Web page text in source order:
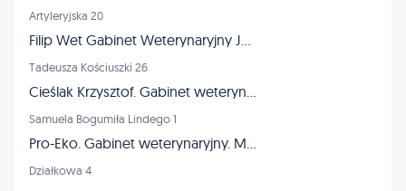
Artyleryjska 20
Filip Wet Gabinet Weterynaryjny Jacek Filipowski
Tadeusza Kościuszki 26
Cieślak Krzysztof. Gabinet weterynaryjny
Samuela Bogumiła Lindego 1
Pro-Eko. Gabinet weterynaryjny. Madejek-Garstka E., Garstka Z.
Działkowa 4